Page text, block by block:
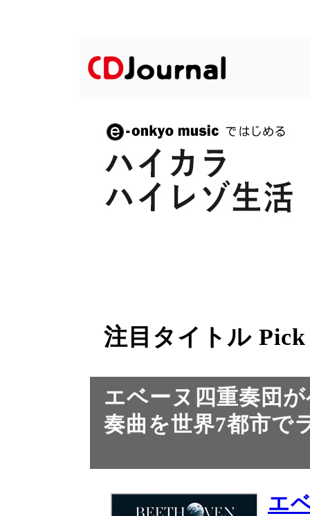
注目タイトル
エベーヌ四重奏団
奏曲を世界7都市で
エ